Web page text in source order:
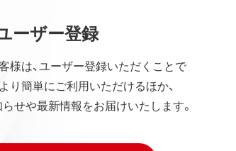
ーザー登録
様は、ユーザー登録いただくことで
り簡単にご利用いただけるほか、
せや最新情報をお届けいたします。